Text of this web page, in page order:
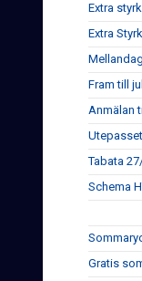
Extra
Extra
Fram till jul
Anmälan
Tabata
Schema
Gratis